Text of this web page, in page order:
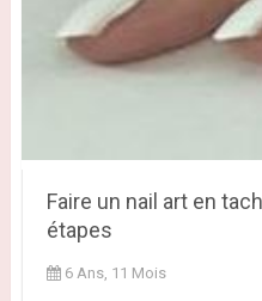
Faire un nail art en
étapes
6 Ans, 11 Mois